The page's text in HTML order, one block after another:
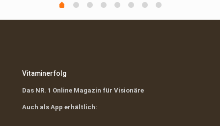
Vitaminerfolg
Das NR. 1 Online Magazin für Visionäre
Auch als App erhältlich: